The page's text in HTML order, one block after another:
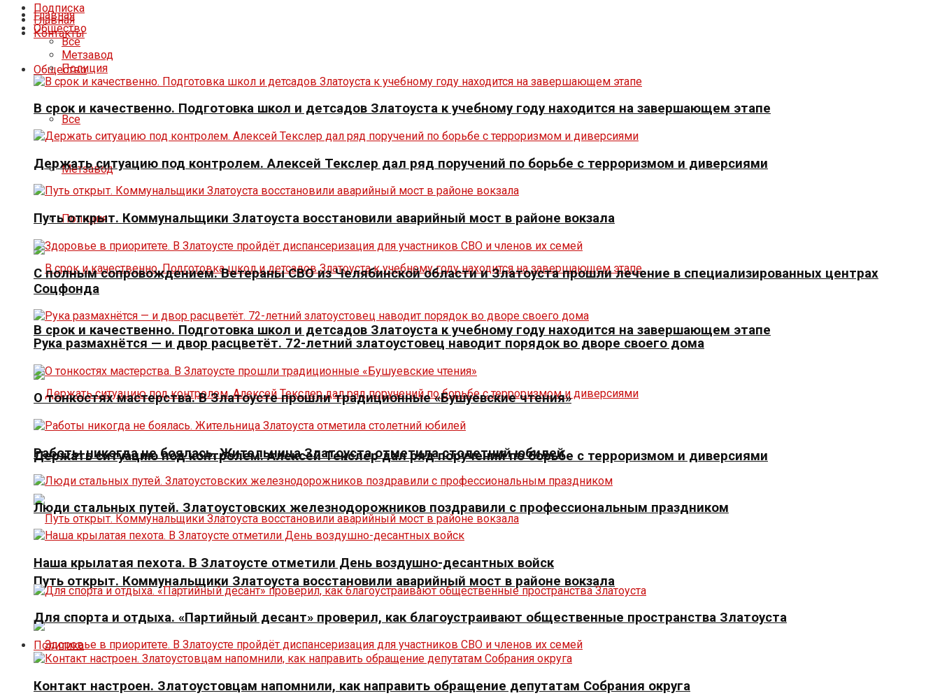
Подписка
Контакты
Главная
Общество
Все
Метзавод
Полиция
В срок и качественно. Подготовка школ и детсадов Златоуста к учебному году находится на завершающем этапе
Держать ситуацию под контролем. Алексей Текслер дал ряд поручений по борьбе с терроризмом и диверсиями
Путь открыт. Коммунальщики Златоуста восстановили аварийный мост в районе вокзала
Главная
Общество
Все
Метзавод
Полиция
В срок и качественно. Подготовка школ и детсадов Златоуста к учебному году находится на завершающем этапе
Держать ситуацию под контролем. Алексей Текслер дал ряд поручений по борьбе с терроризмом и диверсиями
Путь открыт. Коммунальщики Златоуста восстановили аварийный мост в районе вокзала
С полным сопровождением. Ветераны СВО из Челябинской области и Златоуста прошли лечение в специализированных центрах
Соцфонда
Рука размахнётся — и двор расцветёт. 72-летний златоустовец наводит порядок во дворе своего дома
О тонкостях мастерства. В Златоусте прошли традиционные «Бушуевские чтения»
Работы никогда не боялась. Жительница Златоуста отметила столетний юбилей
Люди стальных путей. Златоустовских железнодорожников поздравили с профессиональным праздником
Наша крылатая пехота. В Златоусте отметили День воздушно-десантных войск
Для спорта и отдыха. «Партийный десант» проверил, как благоустраивают общественные пространства Златоуста
Политика
Контакт настроен. Златоустовцам напомнили, как направить обращение депутатам Собрания округа